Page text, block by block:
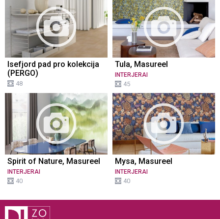
Isefjord pad pro kolekcija
(PERGO)
48
Tula, Masureel
INTERJERAI
45
Spirit of Nature, Masureel
INTERJERAI
40
Mysa, Masureel
INTERJERAI
40